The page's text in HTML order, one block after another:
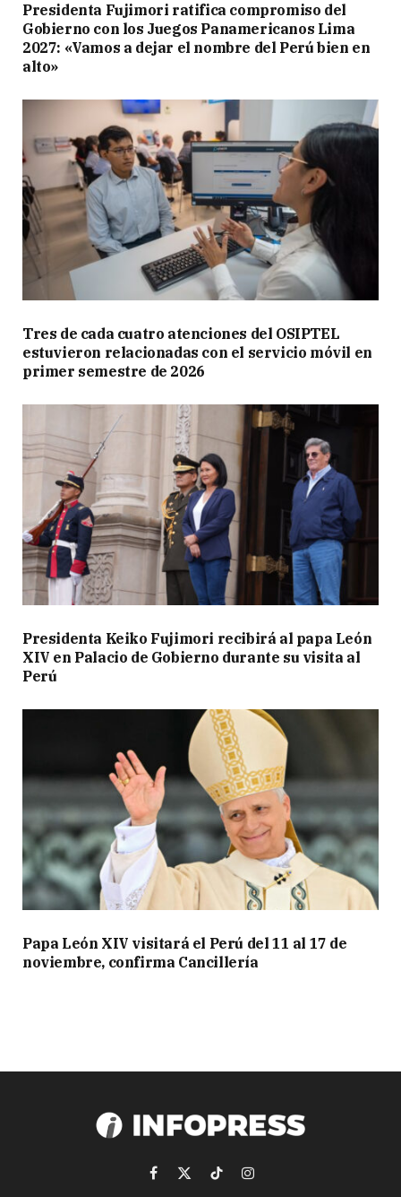
Presidenta Fujimori ratifica compromiso del
Gobierno con los Juegos Panamericanos Lima
2027: «Vamos a dejar el nombre del Perú bien en
alto»
Tres de cada cuatro atenciones del OSIPTEL
estuvieron relacionadas con el servicio móvil en
primer semestre de 2026
Presidenta Keiko Fujimori recibirá al papa León
XIV en Palacio de Gobierno durante su visita al
Perú
Papa León XIV visitará el Perú del 11 al 17 de
noviembre, confirma Cancillería
Facebook
X
TikTokInstagram